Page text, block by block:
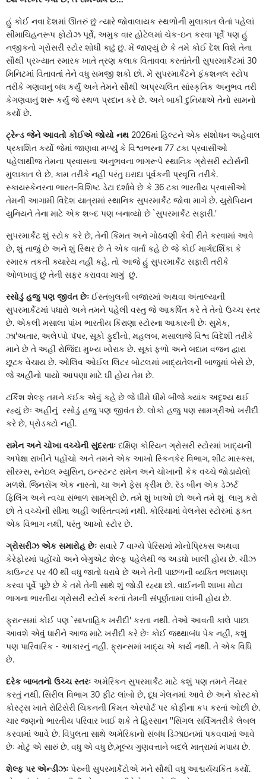
હું કોઈ નવા દેશમાં ઊતરું છું ત્યારે જોવાલાયક સ્થળોની મુલાકાત લેતાં પહેલાં
સીમાચિહનરૂપ ફોટોઝ પૂર્વે, અમુક વાર હોટેલમાં ચેક-ઇન કરવા પૂર્વે પણ હું
નજીકનો ગ્રોસરી સ્ટોર શોધી કાઢું છું. મેં જાણ્યું છે કે તમે કોઈ દેશ વિશે તેના
સૌથી પ્રખ્યાત સ્મારક ખાતે ત્રણ કલાક વિતાવવા કરતાંતેની સુપરમાર્કેટમાં 30
મિનિટમાં વિતાવતાં તેને વધુ સમજી શકો છો. મેં સુપરમાર્કેટને ફંકશનલ સ્ટોપ
તરીકે ગણવાનું બંધ કર્યું અને તેમને સૌથી અપ્રચલિત સાંસ્કૃતિક અનુભવ તરી
કેગણવાનું શરૂ કર્યું જે સ્થળ પ્રદાન કરે છે. અને બાકી દુનિયાએ તેનો સામનો
કર્યો છે.
ટ્રેન્ડ જેને આવતો કોઈએ જોયો નથ 2026માં હિલ્ટને એક સંશોધન અહેવાલ
પ્રકાશિત કર્યો જેમાં જાણવા મળ્યું કે વિશ્વભરના 77 ટકા પ્રવાસીઓ
પહેલાથીજ તેમના પ્રવાસના અનુભવના ભાગરૂપે સ્થાનિક ગ્રોસરી સ્ટોર્સની
મુલાકાત લે છે, કામ તરીકે નહીં પરંતુ ઇરાદા પૂર્વકની પ્રવૃત્તિ તરીકે.
સ્કાયસ્કેનરના ભારત-વિશિષ્ટ ડેટા દર્શાવે છે કે 36 ટકા ભારતીય પ્રવાસીઓ
તેમની આગામી વિદેશ યાત્રામાં સ્થાનિક સુપરમાર્કેટ જોવા માગે છે. યુરોપિયન
યુનિયને તેના માટે એક શબ્દ પણ બનાવ્યો છે `સુપરમાર્કેટ સફારી.'
સુપરમાર્કેટ શું સ્ટોક કરે છે, તેની કિંમત અને ગોઠવણી કેવી રીતે કરવામાં આવે
છે, શું તાજું છે અને શું સ્થિર છે તે એક વાર્તા કહે છે જે કોઈ માર્ગદર્શિકા કે
સ્મારક તકતી ક્યારેય નહીં કહે. તો આજે હું સુપરમાર્કેટ સફારી તરીકે
ઓળખાવું છું તેની સફર કરાવવા માગુંં છું.
રસોડું હજુ પણ જીવંત છેઃ ઈસ્તંબુલની બજારમાં અથવા અંતાલ્યાની
સુપરમાર્કેટમાં પધારો અને તમને પહેલી વસ્તુ જે આકર્ષિત કરે તે તેનો ઉચ્ચ સ્તર
છે. એકલી મસાલા પાંખ ભારતીય કિરાણા સ્ટોરના આકારની છેઃ સુમેક,
ઝા'અતાર, અલેપ્પો પૅપર, સૂકો ફુદીનો, મહલબ, મસાલાજે વિશ્વ વિદેશી તરીકે
માને છે તે અહીં રોજિંદા મુખ્ય ખોરાક છે. સૂકાં ફળો અને બદામ વજન દ્વારા
છૂટક વેચાય છે. ઓલિવ ઓઈલ લિટર બોટલમાં ખાદ્યતેલની બાજુમાં બેસે છે,
જે અહીંનો પાયો આપણા માટે ઘી હોય તેમ છે.
ટર્કિશ શેલ્ફ તમને કંઈક એવું કહે છે જે ધીમે ધીમે બીજે ક્યાંક અદૃશ્ય થઈ
રહ્યું છેઃ અહીંનું રસોડું હજુ પણ જીવંત છે. લોકો હજુ પણ સામગ્રીઓ ખરીદી
કરે છે, પ્રોડક્ટો નહીં.
રામેન અને ચોખા વચ્ચેની સુંદરતાઃ દક્ષિણ કોરિયન ગ્રોસરી સ્ટોરમાં ખાદ્યની
અપેક્ષા રાખીને પહોંચો અને તમને એક આખો સ્કિનકેર વિભાગ, શીટ માસ્ક્સ,
સીરમ્સ, સ્નેઇલ મ્યુસિન, ઇન્સ્ટન્ટ રામેન અને ચોખાની કેક વચ્ચે જોડાયેલો
મળશે. જિનસેંગ એક નાસ્તો, ચા અને ફેસ ક્રીમ છે. રૅડ બીન એક ડેઝર્ટ
ફિલિંગ અને ત્વચા સંભાળ સામગ્રી છે. તમે શું ખાઓ છો અને તમે શું લાગુ કરો
છો તે વચ્ચેની સીમા અહીં અસ્તિત્વમાં નથી. કોરિયામાં વેલનેસ સ્ટોરમાં ફક્ત
એક વિભાગ નથી, પરંતુ આખો સ્ટોર છે.
ગ્રોસરીઝ એક સમારોહ છેઃ સવારે 7 વાગ્યે પેરિસમાં મોનોપ્રિક્સ અથવા
કેરેફોરમાં પહોંચો અને બેગુએટ શેલ્ફ પહેલેથી જ અડધો ખાલી હોય છે. ચીઝ
કાઉન્ટર પર 40 થી વધુ જાતો ધરાવે છે અને તેની પાછળની વ્યક્તિ ભલામણ
કરવા પૂર્વે પૂછે છે કે તમે તેની સાથે શું જોડી રહ્યા છો. વાઈનની શાખા મોટા
ભાગના ભારતીય ગ્રોસરી સ્ટોર્સ કરતાં તેમની સંપૂર્ણતામાં લાંબી હોય છે.
ફ્રાન્સમાં કોઈ પણ `સાપ્તાહિક ખરીદી' કરતા નથી. તેઓ આવતી કાલે પાછા
આવશે એવું ધારીને આજ માટે ખરીદી કરે છેઃ કોઈ જથ્થાબંધ પેક નહીં, કશું
પણ પારિવારિક - આકારનું નહીં. ફ્રાન્સમાં ખાદ્ય એ કાર્ય નથી. તે એક વિધિ
છે.
દરેક બાબતનો ઉચ્ચ સ્તરઃ અમેરિકન સુપરમાર્કેટ માટે કશું પણ તમને તૈયાર
કરતું નથી. સિરીલ વિભાગ 30 ફીટ લાંબો છે, દૂધ ગેલનમાં આવે છે અને કોસ્ટકો
કોસ્ટ્સ ખાતે રોટિસેરી ચિકનની કિંમત એરપોર્ટ પર કોફીના કપ કરતાં ઓછી છે.
ચાર જણનો ભારતીય પરિવાર ખાઈ શકે તે હિસ્સાન "સિંગલ સર્વિંગતરીકે લેબલ
કરવામાં આવે છે. વિપુલતા સાથે અમેરિકાનો સંબંધ ડિઝાઇનમાં પકવવામાં આવે
છેઃ મોટું એ સારું છે, વધુ એ વધુ છે,મૂલ્ય ગુણવત્તાને બદલે માત્રામાં મપાય છે.
શેલ્ફ પર એન્ડીઝઃ પેરુની સુપરમાર્કેટોએ મને સૌથી વધુ આશ્ચર્યચકિત કર્યો.